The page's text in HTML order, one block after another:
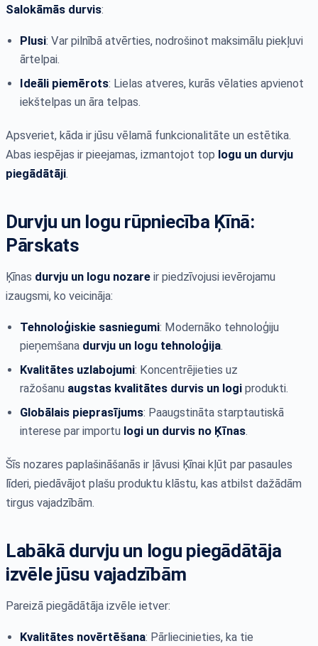
Salokāmās durvis:
Plusi: Var pilnībā atvērties, nodrošinot maksimālu piekļuvi
ārtelpai.
Ideāli piemērots: Lielas atveres, kurās vēlaties apvienot
iekštelpas un āra telpas.
Apsveriet, kāda ir jūsu vēlamā funkcionalitāte un estētika.
Abas iespējas ir pieejamas, izmantojot top logu un durvju
piegādātāji.
Durvju un logu rūpniecība Ķīnā:
Pārskats
Ķīnas durvju un logu nozare ir piedzīvojusi ievērojamu
izaugsmi, ko veicināja:
Tehnoloģiskie sasniegumi: Modernāko tehnoloģiju
pieņemšana durvju un logu tehnoloģija.
Kvalitātes uzlabojumi: Koncentrējieties uz
ražošanu augstas kvalitātes durvis un logi produkti.
Globālais pieprasījums: Paaugstināta starptautiskā
interese par importu logi un durvis no Ķīnas.
Šīs nozares paplašināšanās ir ļāvusi Ķīnai kļūt par pasaules
līderi, piedāvājot plašu produktu klāstu, kas atbilst dažādām
tirgus vajadzībām.
Labākā durvju un logu piegādātāja
izvēle jūsu vajadzībām
Pareizā piegādātāja izvēle ietver:
Kvalitātes novērtēšana: Pārliecinieties, ka tie